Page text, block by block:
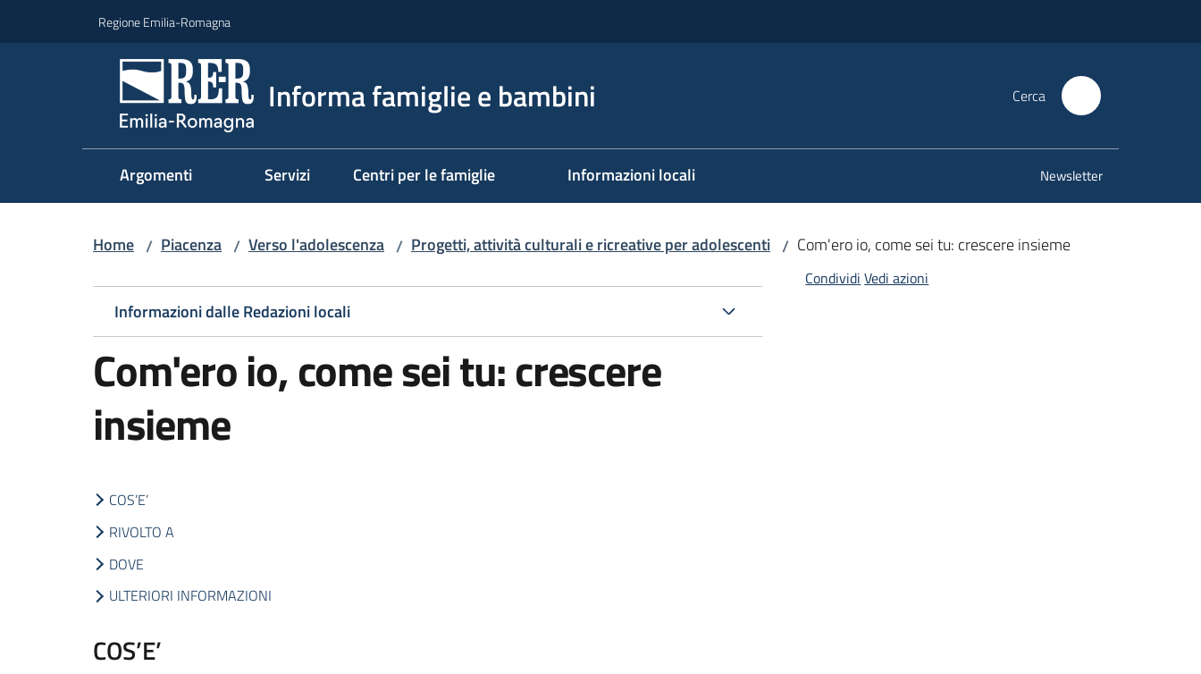
Regione Emilia-Romagna
Informa famiglie e bambini Cerca
Argomenti Servizi Centri per le famiglie Informazioni locali Newsletter
Home / Piacenza / Verso l'adolescenza / Progetti, attività culturali e ricreative per adolescenti / Com'ero io, come sei tu: crescere insieme
Informazioni dalle Redazioni locali
Com'ero io, come sei tu: crescere
insieme
Condividi Vedi azioni
COS’E’
RIVOLTO A
DOVE
ULTERIORI INFORMAZIONI
COS’E’